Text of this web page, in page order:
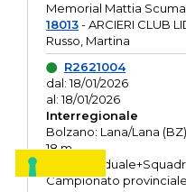
Memorial Mattia
18013- ARCIERI CLUB
Russo, Martina
R2621004
dal: 18/01/2026
al: 18/01/2026
Interregionale
Bolzano: Lana/Lana (BZ)
18 m
O.R.
Campionato